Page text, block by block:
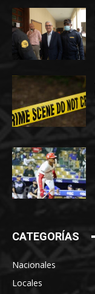
CATEGORÍAS
Nacionales
Locales